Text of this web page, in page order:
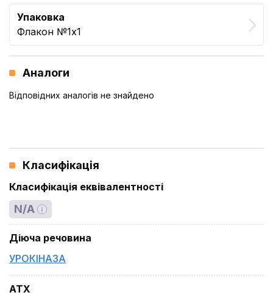
Упаковка
Флакон №1x1
Аналоги
Відповідних аналогів не знайдено
Класифікація
Класифікація еквівалентності
N/A
Діюча речовина
УРОКІНАЗА
ATX